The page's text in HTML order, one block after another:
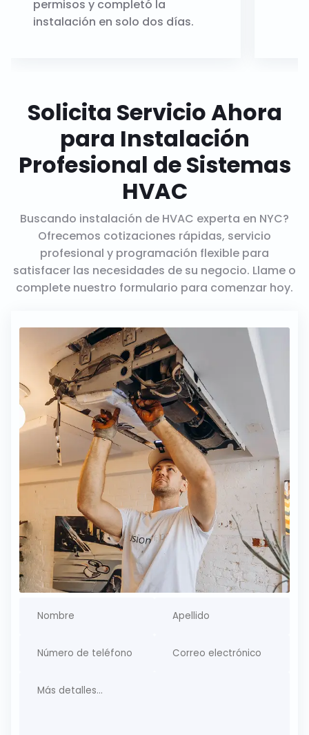
permisos y completó la
instalación en solo dos días.
Solicita Servicio Ahora
para Instalación
Profesional de Sistemas
HVAC
Buscando instalación de HVAC experta en NYC?
Ofrecemos cotizaciones rápidas, servicio
profesional y programación flexible para
satisfacer las necesidades de su negocio. Llame o
complete nuestro formulario para comenzar hoy.